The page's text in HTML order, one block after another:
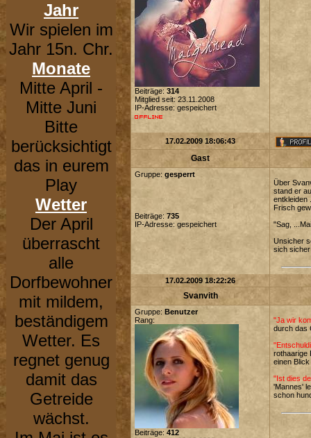
Jahr
Wir spielen im
Jahr 15n. Chr.
Monate
Mitte April -
Mitte Juni
Bitte
berücksichtigt
das in eurem
Play
Wetter
Der April
überrascht
alle
Dorfbewohner
mit mildem,
beständigem
Wetter. Es
regnet genug
damit das
Getreide
wächst.
Beiträge: 314
Mitglied seit: 23.11.2008
IP-Adresse: gespeichert
17.02.2009 18:06:43
Gast
Gruppe: gesperrt
Beiträge: 735
IP-Adresse: gespeichert
Über
stand er
entkleiden
Frisch
"Sag,
Unsicher
sich
17.02.2009 18:22:26
Svanvith
Gruppe: Benutzer
Rang:
Beiträge: 412
"Ja wir
durch das
rothaarige
einen
"Ist dies
'Mannes'
schon